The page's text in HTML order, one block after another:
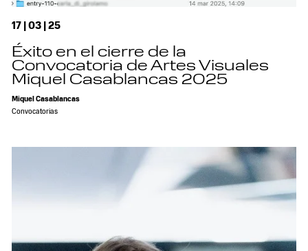
17 | 03 | 25
Éxito en el cierre de la
Convocatoria de Artes Visuales
Miquel Casablancas 2025
Miquel Casablancas
Convocatorias